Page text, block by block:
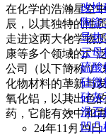
改性
陶瓷
导热
云母
硫酸
硅微
硅灰
滑石
凹凸
在化学的浩瀚星空
辰，以其独特的性
走进这两大化学物
康等多个领域的广
公司（以下简称“广
化物材料的革新与
氧化铝，以其出色
药，它能有效中和
24年11月29日